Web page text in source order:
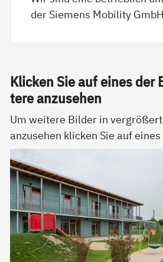
der Siemens Mobility
Kli­cken Sie auf ei­nes
te­re an­zu­se­hen
Um weitere Bilder in
anzusehen klicken Sie auf